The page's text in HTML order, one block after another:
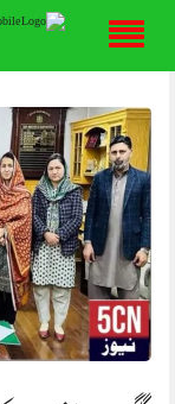
content